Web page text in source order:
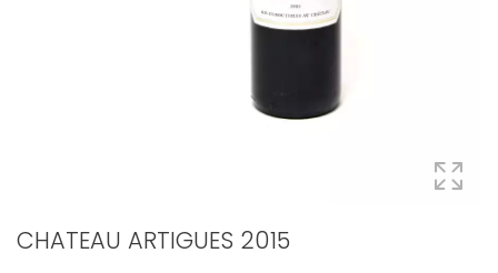
CHATEAU ARTIGUES 2015